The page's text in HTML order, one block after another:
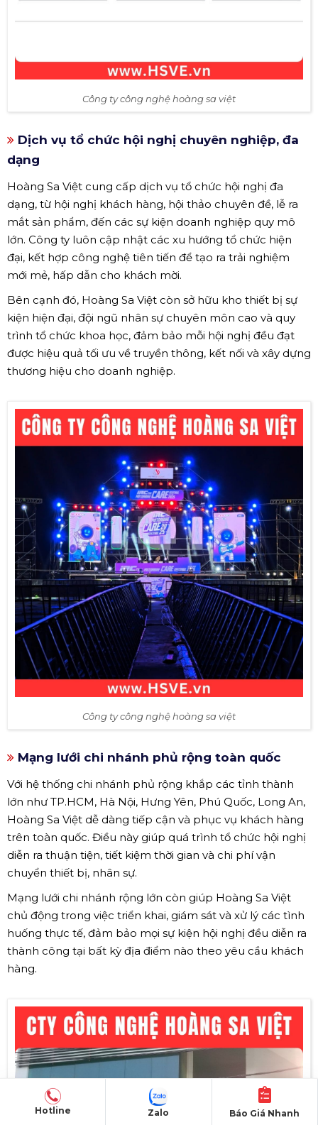
Công ty công nghệ hoàng sa việt
Dịch vụ tổ chức hội nghị chuyên nghiệp, đa
dạng
Hoàng Sa Việt cung cấp dịch vụ tổ chức hội nghị đa
dạng, từ hội nghị khách hàng, hội thảo chuyên đề, lễ ra
mắt sản phẩm, đến các sự kiện doanh nghiệp quy mô
lớn. Công ty luôn cập nhật các xu hướng tổ chức hiện
đại, kết hợp công nghệ tiên tiến để tạo ra trải nghiệm
mới mẻ, hấp dẫn cho khách mời.
Bên cạnh đó, Hoàng Sa Việt còn sở hữu kho thiết bị sự
kiện hiện đại, đội ngũ nhân sự chuyên môn cao và quy
trình tổ chức khoa học, đảm bảo mỗi hội nghị đều đạt
được hiệu quả tối ưu về truyền thông, kết nối và xây dựng
thương hiệu cho doanh nghiệp.
Công ty công nghệ hoàng sa việt
Mạng lưới chi nhánh phủ rộng toàn quốc
Với hệ thống chi nhánh phủ rộng khắp các tỉnh thành
lớn như TP.HCM, Hà Nội, Hưng Yên, Phú Quốc, Long An,
Hoàng Sa Việt dễ dàng tiếp cận và phục vụ khách hàng
trên toàn quốc. Điều này giúp quá trình tổ chức hội nghị
diễn ra thuận tiện, tiết kiệm thời gian và chi phí vận
chuyển thiết bị, nhân sự.
Mạng lưới chi nhánh rộng lớn còn giúp Hoàng Sa Việt
chủ động trong việc triển khai, giám sát và xử lý các tình
huống thực tế, đảm bảo mọi sự kiện hội nghị đều diễn ra
thành công tại bất kỳ địa điểm nào theo yêu cầu khách
hàng.
Hotline Báo Giá Nhanh
Zalo